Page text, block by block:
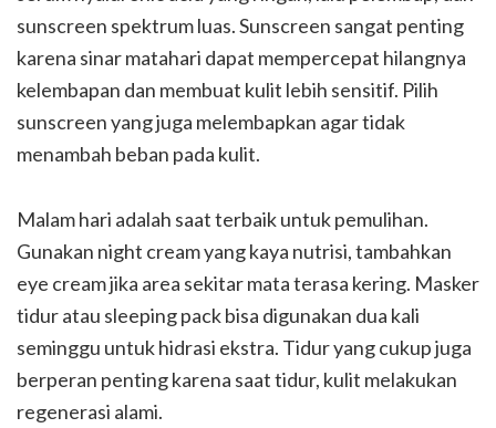
sunscreen spektrum luas. Sunscreen sangat penting
karena sinar matahari dapat mempercepat hilangnya
kelembapan dan membuat kulit lebih sensitif. Pilih
sunscreen yang juga melembapkan agar tidak
menambah beban pada kulit.
Malam hari adalah saat terbaik untuk pemulihan.
Gunakan night cream yang kaya nutrisi, tambahkan
eye cream jika area sekitar mata terasa kering. Masker
tidur atau sleeping pack bisa digunakan dua kali
seminggu untuk hidrasi ekstra. Tidur yang cukup juga
berperan penting karena saat tidur, kulit melakukan
regenerasi alami.